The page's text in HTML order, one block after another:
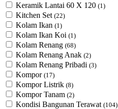
Keramik Lantai 60 X 120 (1)
Kitchen Set (22)
Kolam Ikan (1)
Kolam Ikan Koi (1)
Kolam Renang (68)
Kolam Renang Anak (2)
Kolam Renang Pribadi (3)
Kompor (17)
Kompor Listrik (8)
Kompor Tanam (2)
Kondisi Bangunan Terawat (104)